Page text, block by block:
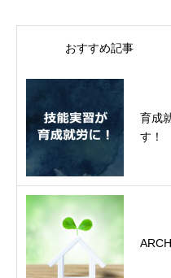
おすすめ記事
育成
す！